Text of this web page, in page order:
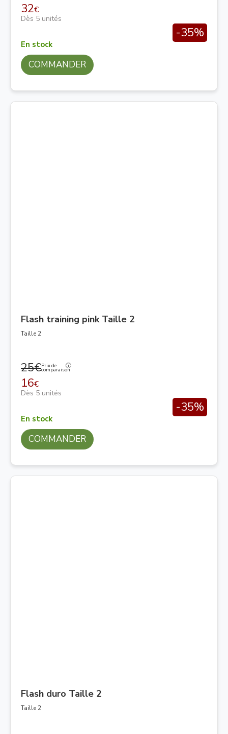
32€
Dès 5 unités
-35%
En stock
COMMANDER
Flash training pink Taille 2
Taille 2
25€Prix de
comparaison
16€
Dès 5 unités
-35%
En stock
COMMANDER
Flash duro Taille 2
Taille 2